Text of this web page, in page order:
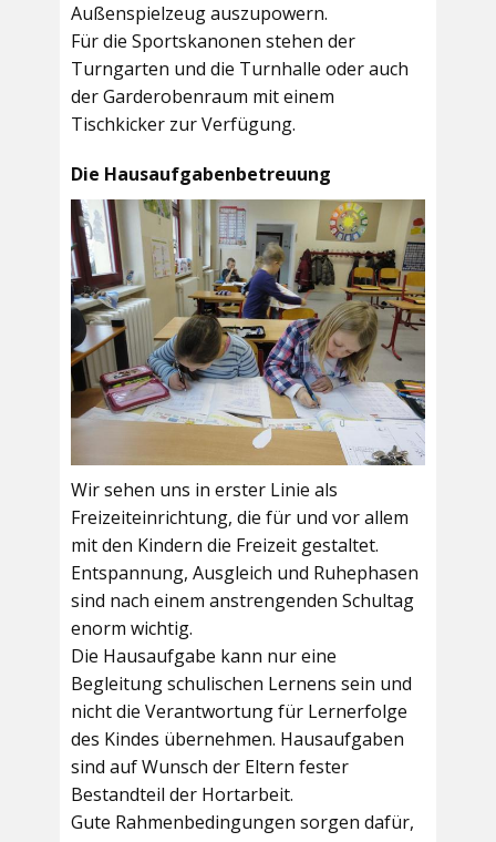
Außenspielzeug auszupowern.
Für die Sportskanonen stehen der
Turngarten und die Turnhalle oder auch
derGarderobenraum mit einem
Tischkicker zur Verfügung.
Die Hausaufgabenbetreuung
Wir sehen uns in erster Linie als
Freizeiteinrichtung, die für und vor allem
mit den Kindern die Freizeit gestaltet.
Entspannung, Ausgleich und Ruhephasen
sind nach einem anstrengenden Schultag
enorm wichtig.
Die Hausaufgabe kann nur eine
Begleitung schulischen Lernens sein und
nicht die Verantwortung für Lernerfolge
des Kindes übernehmen. Hausaufgaben
sind auf Wunsch der Eltern fester
Bestandteil der Hortarbeit.
Gute Rahmenbedingungen sorgen dafür,